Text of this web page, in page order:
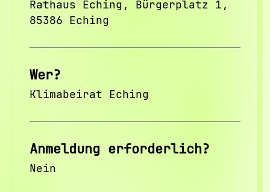
Rathaus Eching, Bürgerplatz 1,
85386 Eching
Wer?
Klimabeirat Eching
Anmeldung erforderlich?
Nein